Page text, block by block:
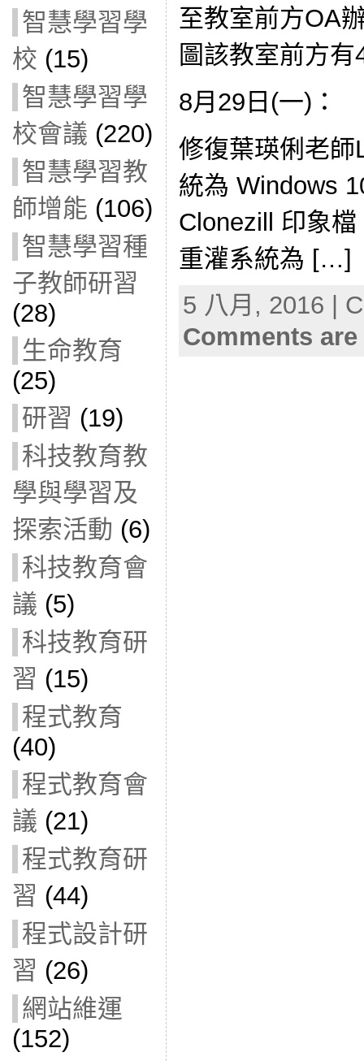
智慧學習學
校 (15)
智慧學習學
校會議 (220)
智慧學習教
師增能 (106)
智慧學習種
子教師研習
(28)
生命教育
(25)
研習 (19)
科技教育教
學與學習及
探索活動 (6)
科技教育會
議 (5)
科技教育研
習 (15)
程式教育
(40)
程式教育會
議 (21)
程式教育研
習 (44)
程式設計研
習 (26)
網站維運
(152)
至教室前方OA
圖該教室前方
8月29日(一)：
修復葉瑛俐老師
統為 Windows
Clonezill 印象
重灌系統為 […]
5 八月, 2016 |
Comments